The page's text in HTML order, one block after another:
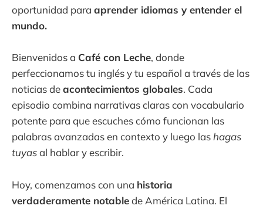
oportunidad para aprender idiomas y entender el
mundo.
Bienvenidos a Café con Leche, donde
perfeccionamos tu inglés y tu español a través de las
noticias deacontecimientos globales. Cada
episodio combina narrativas claras con vocabulario
potente para que escuches cómo funcionan las
palabras avanzadas en contexto y luego lashagas
tuyasal hablar y escribir.
Hoy, comenzamos con una historia
verdaderamente notablede América Latina. El